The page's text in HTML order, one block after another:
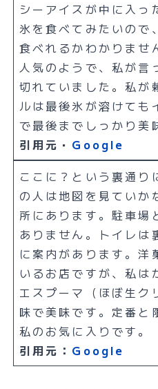
シーアイスが中に入っ
氷を食べてみたいので
食べれるかわかりま
人気のようで、私が言
切れていました。私が
ルは最後氷が溶けても
で最後までしっかり美
引用元・ Google
ここに？という裏通り
の人は地図を見ていか
所にあります。駐車場
ありません。トイレは
に案内があります。洋
いるお店ですが、私は
エスプーマ（ほぼ生ク
味で美味です。定番と
私のお気に入りです。
引用元： Google